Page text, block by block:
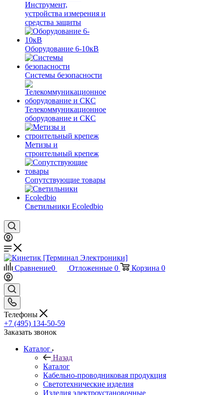
Инструмент,
устройства измерения и
средства защиты
Оборудование 6-10кВ
Системы безопасности
Телекоммуникационное
оборудование и СКС
Метизы и
строительный крепеж
Сопутствующие товары
Светильники Ecoledbio
Сравнение0 Отложенные 0 Корзина 0
Телефоны
+7 (495) 134-50-59
Заказать звонок
Каталог
Назад
Каталог
Кабельно-проводниковая продукция
Светотехнические изделия
Изделия электроустановочные